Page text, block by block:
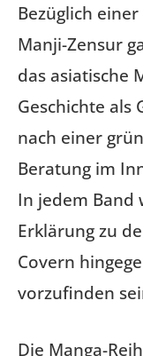
Bezüglich
Manji-Zensur
das asiatische
Geschichte als
nach einer
Beratung im
In jedem Band
Erklärung zu
Covern
vorzufinden
Die Manga-